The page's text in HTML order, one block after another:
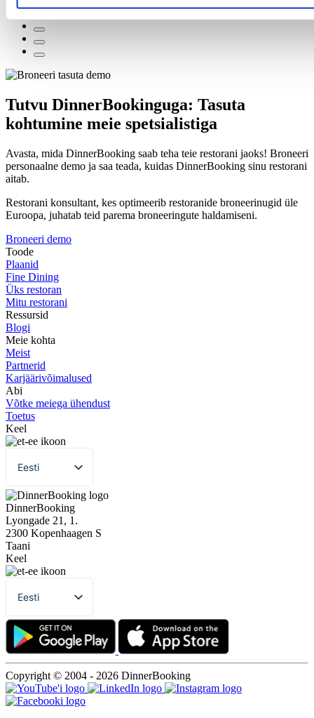
Tutvu DinnerBookinguga: Tasuta
kohtumine meie spetsialistiga
Avasta, mida DinnerBooking saab teha teie restorani jaoks! Broneeri
personaalne demo ja saa teada, kuidas DinnerBooking sinu restorani
aitab.
Restorani konsultant, kes optimeerib restoranide broneerinugid üle
Euroopa, juhatab teid parema broneeringute haldamiseni.
Broneeri demo
Toode
Plaanid
Fine Dining
Üks restoran
Mitu restorani
Ressursid
Blogi
Meie kohta
Meist
Partnerid
Karjäärivõimalused
Abi
Võtke meiega ühendust
Toetus
Keel
Eesti
English
Dansk
Suomi
Norsk bokmål
Français
Română
Magyar
Русский
DinnerBooking
Lyongade 21, 1.
2300 Kopenhaagen S
Taani
Keel
Eesti
English
Dansk
Suomi
Norsk bokmål
Copyright © 2004 - 2026 DinnerBooking